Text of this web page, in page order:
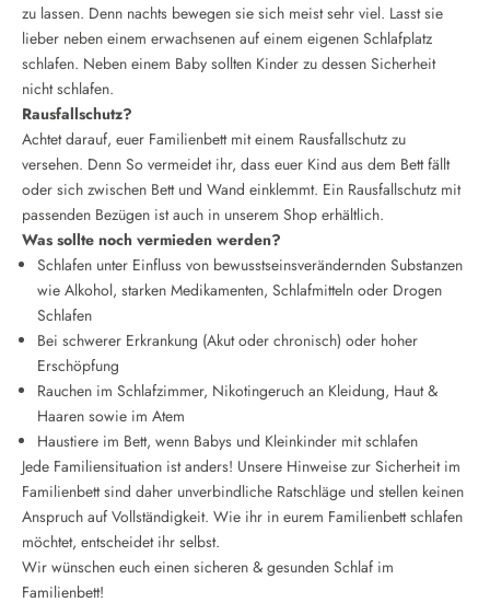
zu lassen. Denn nachts bewegen sie sich meist sehr viel. Lasst sie
lieber neben einem erwachsenen auf einem eigenen Schlafplatz
schlafen. Neben einem Baby sollten Kinder zu dessen Sicherheit
nicht schlafen.
Rausfallschutz?
Achtet darauf, euer Familienbett mit einem Rausfallschutz zu
versehen. Denn So vermeidet ihr, dass euer Kind aus dem Bett fällt
oder sich zwischen Bett und Wand einklemmt. Ein Rausfallschutz mit
passenden Bezügen ist auch in unserem Shop erhältlich.
Was sollte noch vermieden werden?
Schlafen unter Einfluss von bewusstseinsverändernden Substanzen
wie Alkohol, starken Medikamenten, Schlafmitteln oder Drogen
Schlafen
Bei schwerer Erkrankung (Akut oder chronisch) oder hoher
Erschöpfung
Rauchen im Schlafzimmer, Nikotingeruch an Kleidung, Haut &
Haaren sowie im Atem
Haustiere im Bett, wenn Babys und Kleinkinder mit schlafen
Jede Familiensituation ist anders! Unsere Hinweise zur Sicherheit im
Familienbett sind daher unverbindliche Ratschläge und stellen keinen
Anspruch auf Vollständigkeit. Wie ihr in eurem Familienbett schlafen
möchtet, entscheidet ihr selbst.
Wir wünschen euch einen sicheren & gesunden Schlaf im
Familienbett!